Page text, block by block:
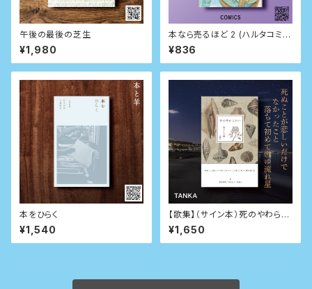
午後の最後の芝生
¥1,980
本なら売るほど 2 (ハルタコミッ
クス)
¥836
本をひらく
¥1,540
【歌集】（サイン本）死のやわらか
い（本と羊特別直筆短歌・イラス
ト入り）
¥1,650